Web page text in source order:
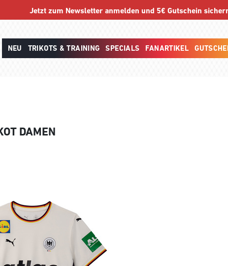
Jetzt zum Newsletter anmelden und 5€ Gutschein
NEU TRIKOTS & TRAINING SPECIALS FANARTIKEL
DAMEN